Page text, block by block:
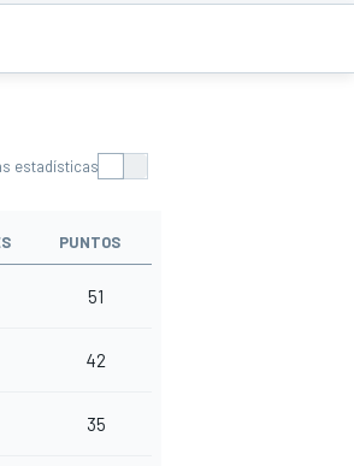
estadísticas
PUNTOS
51
42
35